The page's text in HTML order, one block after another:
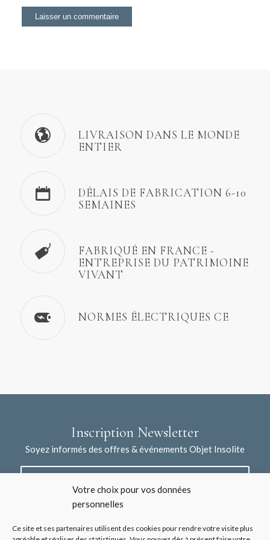
Votre choix pour vos données
personnelles
Ce site et ses partenaires utilisent des cookies pour rendre votre visite plus
LIVRAISON DANS LE MONDE
ENTIER
DÉLAIS DE FABRICATION 6-10
SEMAINES
FABRIQUÉ EN FRANCE -
ENTREPRISE DU PATRIMOINE
VIVANT
NORMES ÉLECTRIQUES CE
Inscription Newsletter
Soyez informés des offres & événements Objet Insolite